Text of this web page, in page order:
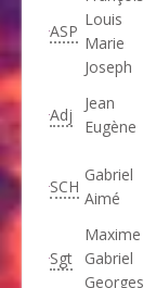
ASP
Louis
Marie
Joseph
Adj
Jean
Eugène
SCH
Gabriel
Aimé
Sgt
Maxime
Gabriel
Georges